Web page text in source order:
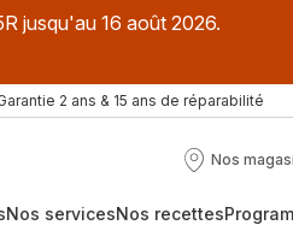
jusqu'au 16 août 2026.
2 ans & 15 ans de réparabilité
Nos
Nos
Nos servicesNos recettes